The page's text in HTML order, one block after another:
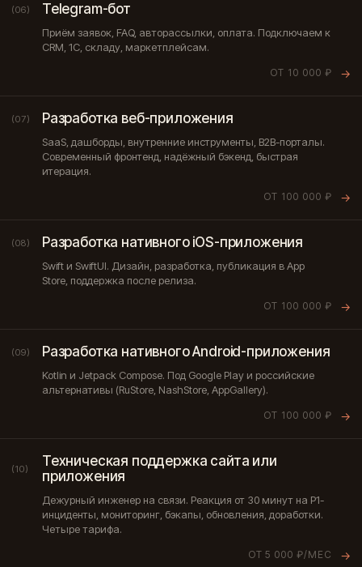
(06) Telegram-бот
Приём заявок, FAQ, авторассылки, оплата. Подключаем к
CRM, 1С, складу, маркетплейсам.
ОТ 10 000 ₽ →
(07) Разработка веб-приложения
SaaS, дашборды, внутренние инструменты, B2B-порталы.
Современный фронтенд, надёжный бэкенд, быстрая
итерация.
ОТ 100 000 ₽ →
(08) Разработка нативного iOS-приложения
Swift и SwiftUI. Дизайн, разработка, публикация в App
Store, поддержка после релиза.
ОТ 100 000 ₽ →
(09) Разработка нативного Android-приложения
Kotlin и Jetpack Compose. Под Google Play и российские
альтернативы (RuStore, NashStore, AppGallery).
ОТ 100 000 ₽ →
(10)
Техническая поддержка сайта или
приложения
Дежурный инженер на связи. Реакция от 30 минут на P1-
инциденты, мониторинг, бэкапы, обновления, доработки.
Четыре тарифа.
ОТ 5 000 ₽/МЕС →